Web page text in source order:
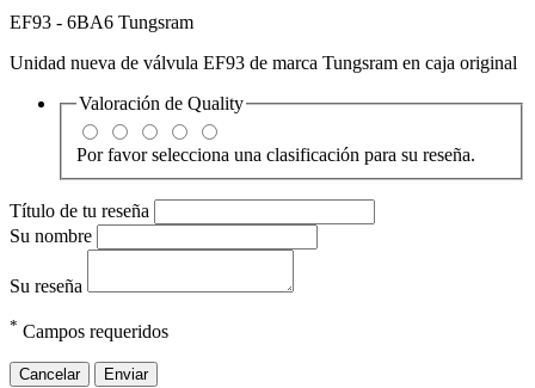
EF93 - 6BA6 Tungsram
Unidad nueva de válvula EF93 de marca Tungsram en caja original
Valoración de Quality
Por favor selecciona una clasificación para su reseña.
Título de tu reseña
Su nombre
Su reseña
* Campos requeridos
Cancelar Enviar